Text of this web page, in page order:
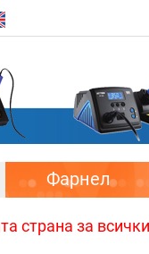
Фарнел
страна за